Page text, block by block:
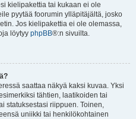
kielipakettia tai kukaan ei ole
pyytää foorumin ylläpitäjältä, josko
Jos kielipakettia ei ole olemassa,
löytyy phpBB®:n sivuilta.
saattaa näkyä kaksi kuvaa. Yksi
tähtien, laatikoiden tai
statuksestasi riippuen. Toinen,
uniikki tai henkilökohtainen